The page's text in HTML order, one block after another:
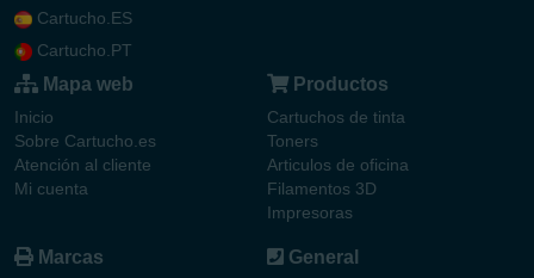
Cartucho.ES
Cartucho.PT
Mapa web
Inicio
Sobre Cartucho.es
Atención al cliente
Mi cuenta
Productos
Cartuchos de tinta
Toners
Articulos de oficina
Filamentos 3D
Impresoras
Marcas General